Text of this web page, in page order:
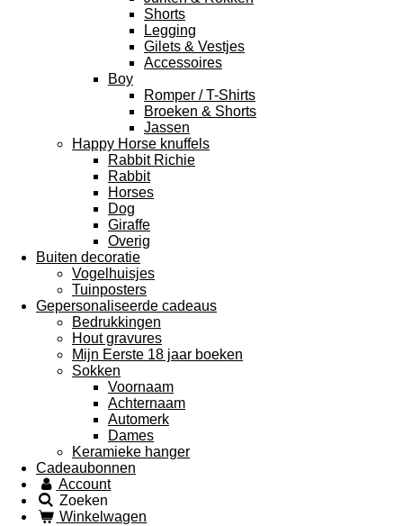
Shorts
Legging
Gilets & Vestjes
Accessoires
Boy
Romper / T-Shirts
Broeken & Shorts
Jassen
Happy Horse knuffels
Rabbit Richie
Rabbit
Horses
Dog
Giraffe
Overig
Buiten decoratie
Vogelhuisjes
Tuinposters
Gepersonaliseerde cadeaus
Bedrukkingen
Hout gravures
Mijn Eerste 18 jaar boeken
Sokken
Voornaam
Achternaam
Automerk
Dames
Keramieke hanger
Cadeaubonnen
Account
Zoeken
Winkelwagen